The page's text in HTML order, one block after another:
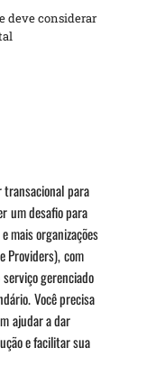
deve considerar
transacional para
um desafio para
mais organizações
Providers), com
gerenciado
Você precisa
ajudar a dar
e facilitar sua